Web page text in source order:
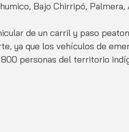
Bajo Chirripó,
de un carril y paso
ya que los vehículos de
personas del territorio